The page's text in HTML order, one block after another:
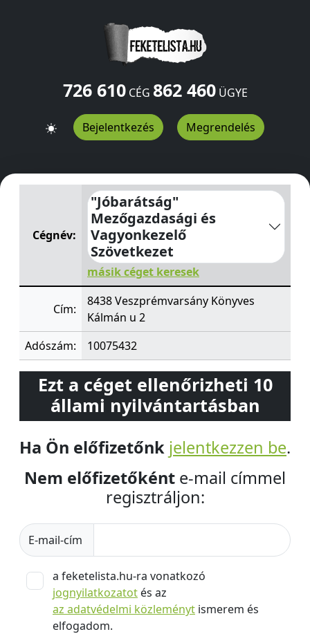
726 610CÉG 862 460ÜGYE
Bejelentkezés Megrendelés
"Jóbarátság" Mezőgazdasági és Vagyonkezelő
Cégnév:
"Jóbarátság"
Mezőgazdasági és
Vagyonkezelő
Szövetkezet
másik céget keresek
Cím:
8438 Veszprémvarsány Könyves
Kálmán u 2
Adószám:
10075432
Ezt a céget ellenőrizheti 10
állami nyilvántartásban
Ha Ön előfizetőnk jelentkezzen be.
Nem előfizetőként e-mail címmel
regisztráljon:
E-mail-cím
a feketelista.hu-ra vonatkozó
jognyilatkozatot és az
az adatvédelmi közleményt ismerem és
elfogadom.